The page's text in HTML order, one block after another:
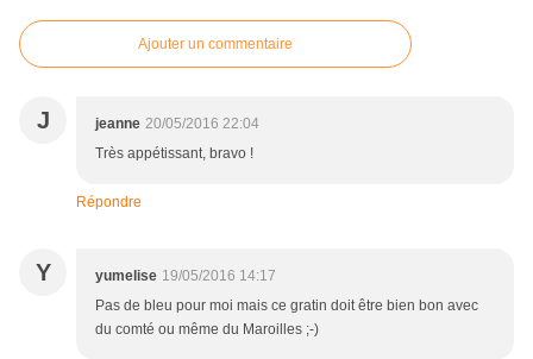
Ajouter un commentaire
J jeanne 20/05/2016 22:04
Très appétissant, bravo !
Répondre
Y yumelise 19/05/2016 14:17
Pas de bleu pour moi mais ce gratin doit être bien bon avec
du comté ou même du Maroilles ;-)